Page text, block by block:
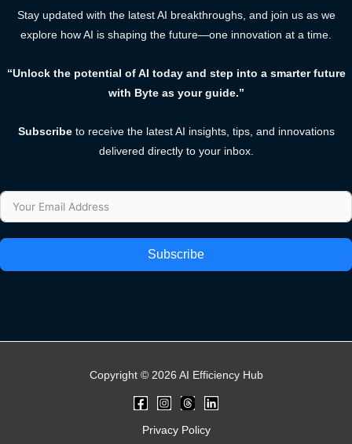
Stay updated with the latest AI breakthroughs, and join us as we
explore how AI is shaping the future—one innovation at a time.
“Unlock the potential of AI today and step into a smarter future
with Byte as your guide.”
Subscribeto receive the latest AI insights, tips, and innovations
delivered directly to your inbox.
Subscribe
Copyright © 2026 AI Efficiency Hub
Privacy Policy